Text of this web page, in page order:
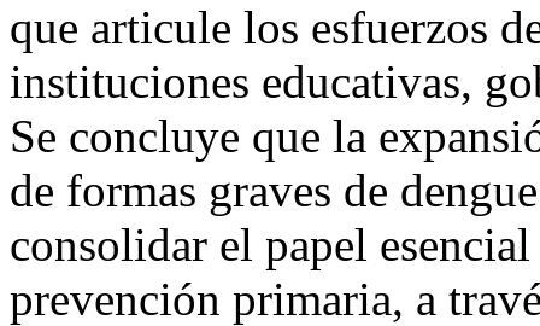
que articule los esfuerzos
instituciones educativas,
Se concluye que la
de formas graves de
consolidar el papel
prevención primaria, a